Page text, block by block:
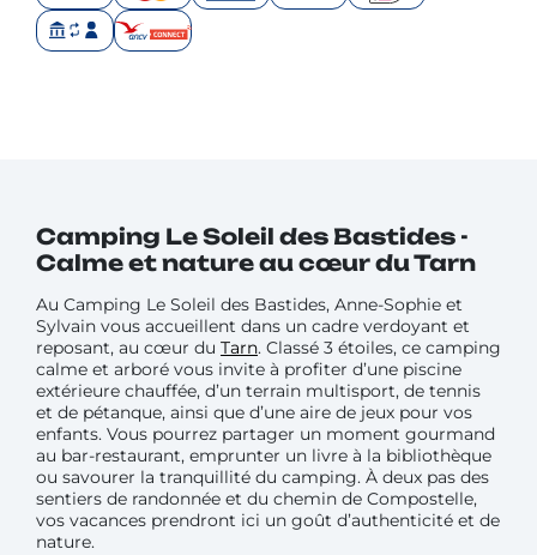
Camping Le Soleil des Bastides -
Calme et nature au cœur du Tarn
Au Camping Le Soleil des Bastides, Anne-Sophie et
Sylvain vous accueillent dans un cadre verdoyant et
reposant, au cœur du Tarn. Classé 3 étoiles, ce camping
calme et arboré vous invite à profiter d’une piscine
extérieure chauffée, d’un terrain multisport, de tennis
et de pétanque, ainsi que d’une aire de jeux pour vos
enfants. Vous pourrez partager un moment gourmand
au bar-restaurant, emprunter un livre à la bibliothèque
ou savourer la tranquillité du camping. À deux pas des
sentiers de randonnée et du chemin de Compostelle,
vos vacances prendront ici un goût d’authenticité et de
nature.